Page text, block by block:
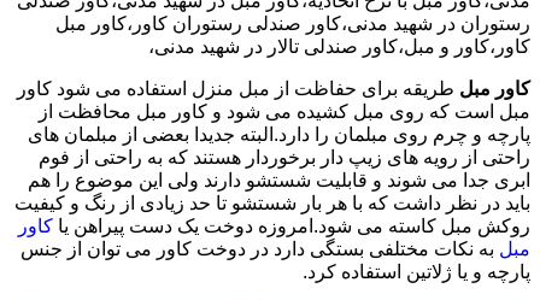
رستوران در شهید مدنی،کاور صندلی رستوران کاور،کاور مبل
کاور،کاور و مبل،کاور صندلی تالار در شهید مدنی،
کاور مبل طریقه برای حفاظت از مبل منزل استفاده می شود کاور
مبل است که روی مبل کشیده می شود و کاور مبل محافظت از
پارچه و چرم روی مبلمان را دارد.البته جدیدا بعضی از مبلمان های
راحتی از رویه های زیپ دار برخوردار هستند که به راحتی از فوم
ابری جدا می شوند و قابلیت شستشو دارند ولی این موضوع را هم
باید در نظر داشت که با هر بار شستشو تا حد زیادی از رنگ و کیفیت
روکش مبل کاسته می شود.امروزه دوخت یک دست پیراهن یا کاور
مبل به نکات مختلفی بستگی دارد در دوخت کاور می توان از جنس
پارچه و یا ژلاتین استفاده کرد.